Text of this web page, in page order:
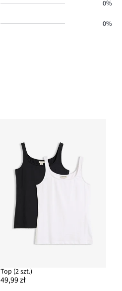
0%
0%
Top (2 szt.)
49,99 zł